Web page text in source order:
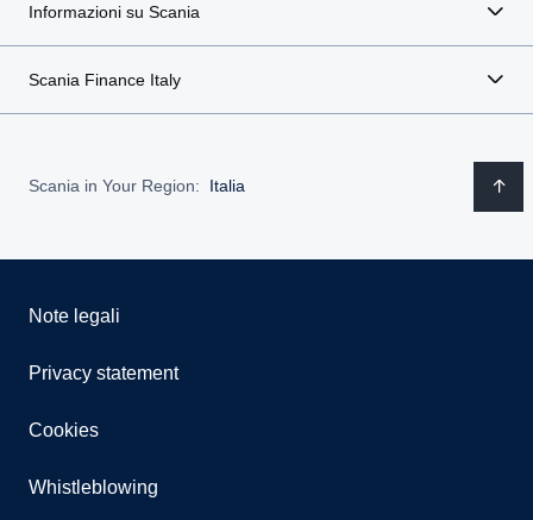
Informazioni su Scania
Scania Finance Italy
Scania in Your Region: Italia
Note legali
Privacy statement
Cookies
Whistleblowing